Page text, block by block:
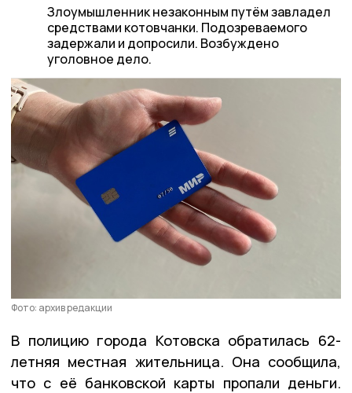
Злоумышленник незаконным путём завладел
средствами котовчанки. Подозреваемого
задержали и допросили. Возбуждено
уголовное дело.
Фото: архив редакции
В полицию города Котовска обратилась 62-
летняя местная жительница. Она сообщила,
что с её банковской карты пропали деньги.